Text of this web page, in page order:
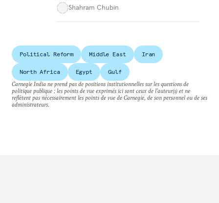
Shahram Chubin
Political Reform Middle East Iran
North Africa Egypt
Gulf
Carnegie India ne prend pas de positions institutionnelles sur les questions de
politique publique ; les points de vue exprimés ici sont ceux de l'auteur(s) et ne
reflètent pas nécessairement les points de vue de Carnegie, de son personnel ou de ses
administrateurs.